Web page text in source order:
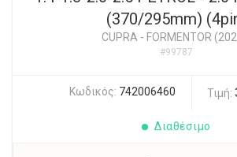
(370/295mm)
CUPRA - FORMENTOR
#99787
Κωδικός: 742006460 Τιμή:
Διαθέσιμο